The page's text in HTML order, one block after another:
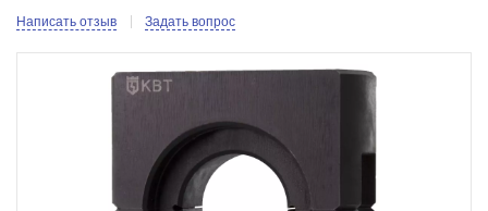
Написать отзыв Задать вопрос